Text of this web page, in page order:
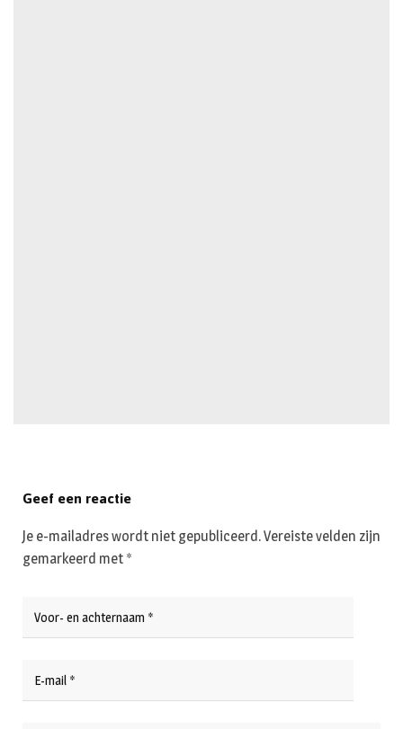
Geef een reactie
Je e-mailadres wordt niet gepubliceerd.Vereiste velden zijn
gemarkeerd met *